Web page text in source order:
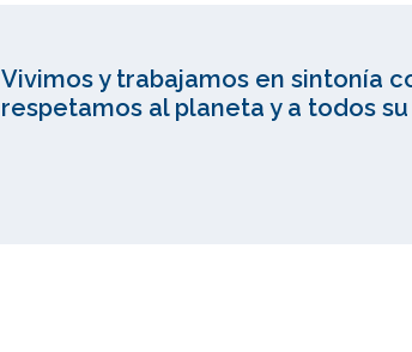
Vivimos y trabajamos en sintonía
respetamos al planeta y a todos